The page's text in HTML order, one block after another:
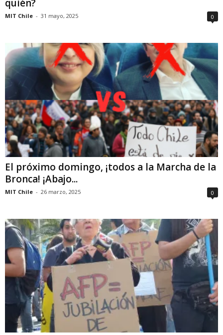
quién?
MIT Chile - 31 mayo, 2025 0
El próximo domingo, ¡todos a la Marcha de la
Bronca! ¡Abajo...
MIT Chile - 26 marzo, 2025 0